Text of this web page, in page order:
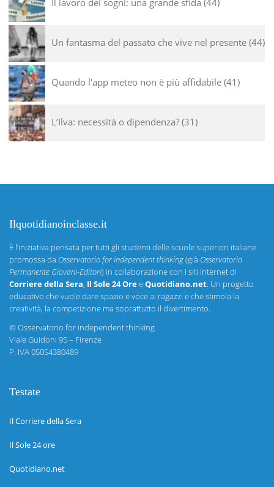
Un fantasma del passato che vive nel presente 44
Quando l'app meteo non è più affidabile 41
L’Ilva: necessità o dipendenza? 31
Ilquotidianoinclasse.it
È l’iniziativa pensata per tutti gli studenti delle scuole superiori italiane
promossa da Osservatorio for independent thinking(già Osservatorio
Permanente Giovani-Editori) in collaborazione con i siti internet di
Corriere della Sera, Il Sole 24 OreeQuotidiano.net. Un progetto
educativo che vuole dare spazio e voce ai ragazzi e che stimola la
creatività, la competizione ma soprattutto il divertimento.
©Osservatorio for independent thinking
Viale Guidoni 95 – Firenze
P. IVA 05054380489
Testate
Il Corriere della Sera
Il Sole 24 ore
Quotidiano.net